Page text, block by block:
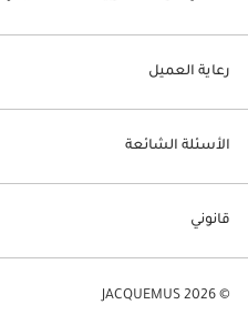
رعاية العميل
الأسئلة الشائعة
قانوني
© JACQUEMUS 2026